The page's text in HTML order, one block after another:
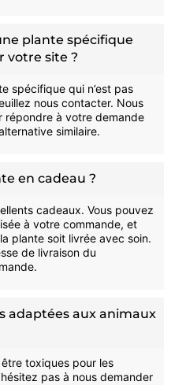
plante spécifique
votre site ?
spécifique qui n’est pas
nous contacter. Nous
répondre à votre demande
similaire.
en cadeau ?
cadeaux. Vous pouvez
à votre commande, et
plante soit livrée avec soin.
de livraison du
adaptées aux animaux
toxiques pour les
pas à nous demander